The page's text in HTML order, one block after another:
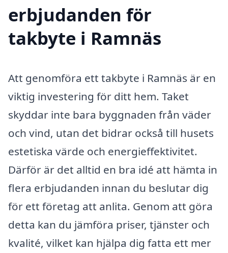
erbjudanden för
takbyte i Ramnäs
Att genomföra ett takbyte i Ramnäs är en
viktig investering för ditt hem. Taket
skyddar inte bara byggnaden från väder
och vind, utan det bidrar också till husets
estetiska värde och energieffektivitet.
Därför är det alltid en bra idé att hämta in
flera erbjudanden innan du beslutar dig
för ett företag att anlita. Genom att göra
detta kan du jämföra priser, tjänster och
kvalité, vilket kan hjälpa dig fatta ett mer